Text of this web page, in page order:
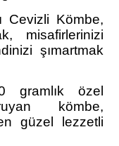
Cevizli Kömbe,
misafirlerinizi
şımartmak
gramlık özel
kömbe,
güzel lezzetli